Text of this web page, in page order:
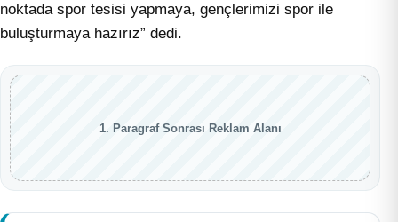
noktada spor tesisi yapmaya, gençlerimizi spor ile
buluşturmaya hazırız” dedi.
1. Paragraf Sonrası Reklam Alanı